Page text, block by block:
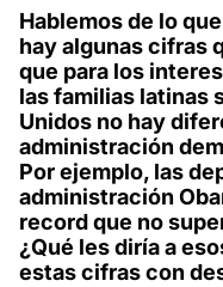
Hablemos de lo
hay algunas cifras
que para los
las familias latinas
Unidos no hay
administración
Por ejemplo, las
administración
record que no
¿Qué les diría a
estas cifras con